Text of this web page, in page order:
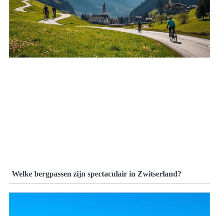
Welke bergpassen zijn spectaculair in Zwitserland?